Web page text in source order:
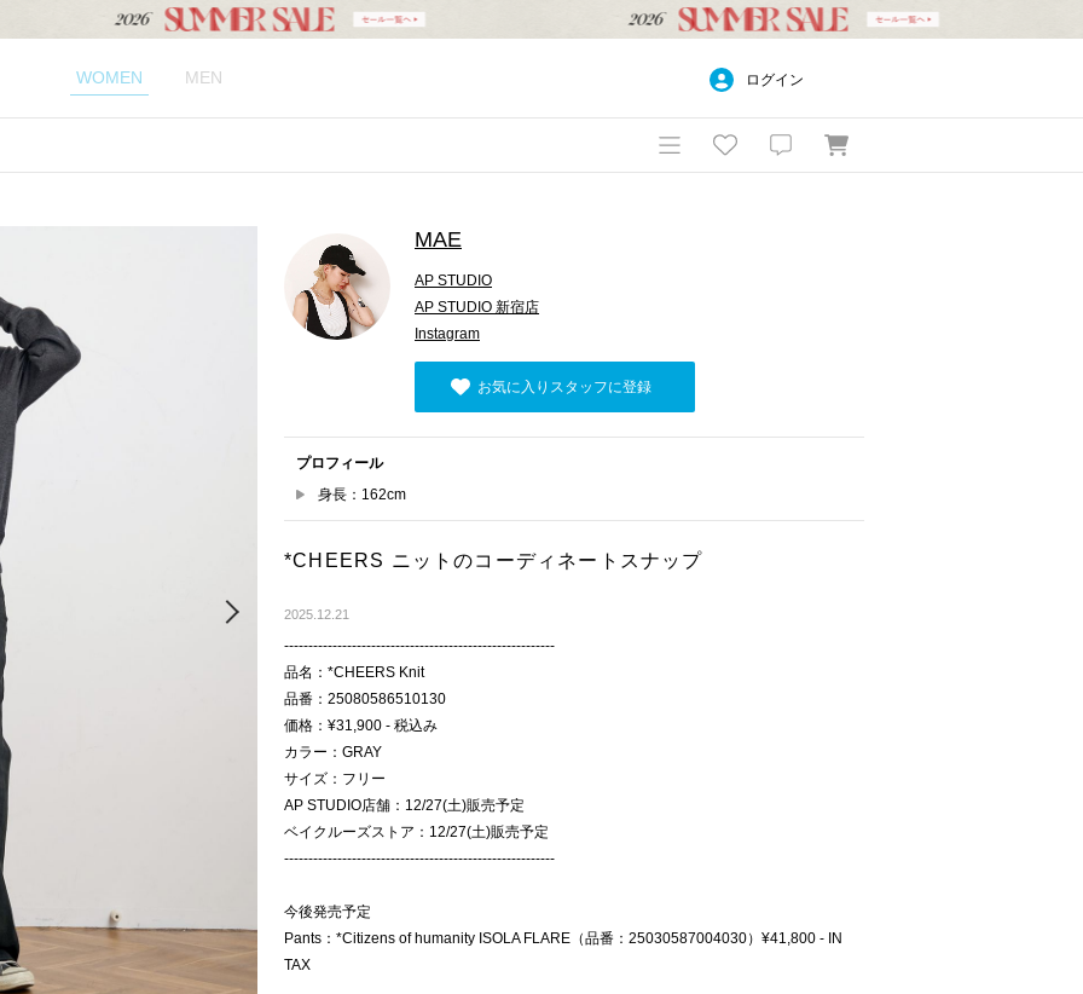
WOMEN MEN ログイン
MAE
AP STUDIO
AP STUDIO 新宿店
Instagram
お気に入りスタッフに登録
プロフィール
身長：162cm
*CHEERS ニットのコーディネートスナップ
2025.12.21
--------------------------------------------------------
品名：*CHEERS Knit
品番：25080586510130
価格：¥31,900 - 税込み
カラー：GRAY
サイズ：フリー
AP STUDIO店舗：12/27(土)販売予定
ベイクルーズストア：12/27(土)販売予定
--------------------------------------------------------
今後発売予定
Pants：*Citizens of humanity ISOLA FLARE（品番：25030587004030）¥41,800 - IN
TAX